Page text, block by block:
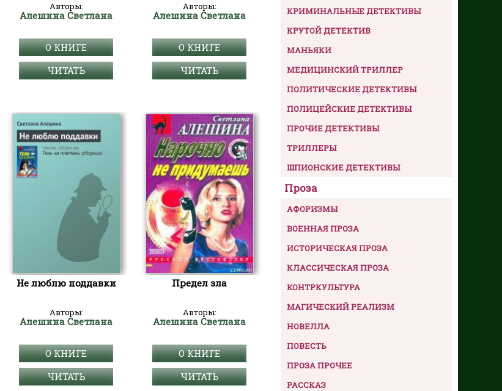
Авторы:
Алешина Светлана
О КНИГЕ
ЧИТАТЬ
Авторы:
Алешина Светлана
О КНИГЕ
ЧИТАТЬ
Не люблю поддавки
Авторы:
Алешина Светлана
О КНИГЕ
ЧИТАТЬ
Предел зла
Авторы:
Алешина Светлана
О КНИГЕ
ЧИТАТЬ
КРИМИНАЛЬНЫЕ ДЕТЕКТИВЫ
КРУТОЙ ДЕТЕКТИВ
МАНЬЯКИ
МЕДИЦИНСКИЙ ТРИЛЛЕР
ПОЛИТИЧЕСКИЕ ДЕТЕКТИВЫ
ПОЛИЦЕЙСКИЕ ДЕТЕКТИВЫ
ПРОЧИЕ ДЕТЕКТИВЫ
ТРИЛЛЕРЫ
ШПИОНСКИЕ ДЕТЕКТИВЫ
Проза
АФОРИЗМЫ
ВОЕННАЯ ПРОЗА
ИСТОРИЧЕСКАЯ ПРОЗА
КЛАССИЧЕСКАЯ ПРОЗА
КОНТРКУЛЬТУРА
МАГИЧЕСКИЙ РЕАЛИЗМ
НОВЕЛЛА
ПОВЕСТЬ
ПРОЗА ПРОЧЕЕ
РАССКАЗ